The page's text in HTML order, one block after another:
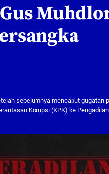
sebelumnya mencabut gugatan
Korupsi (KPK) ke